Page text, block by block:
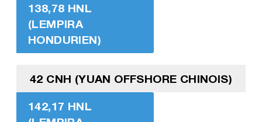
138,78 HNL
(LEMPIRA
HONDURIEN)
42 CNH (YUAN OFFSHORE CHINOIS)
142,17 HNL